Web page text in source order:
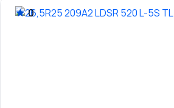
0